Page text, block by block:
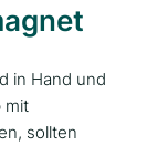
in Hand und
mit
sollten